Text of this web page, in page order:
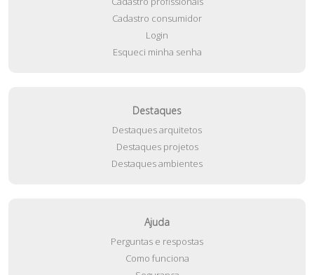
Cadastro consumidor
Login
Esqueci minha senha
Destaques
Destaques arquitetos
Destaques projetos
Destaques ambientes
Ajuda
Perguntas e respostas
Como funciona